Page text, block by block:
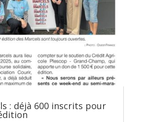
: déjà 600 inscrits pour